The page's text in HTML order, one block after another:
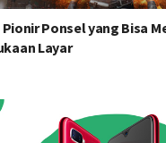
Pionir Ponsel yang Bisa
Layar